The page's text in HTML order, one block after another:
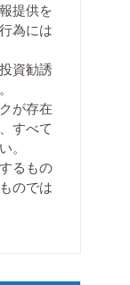
提供を
為には
資勧誘
が存在
すべて
。
るもの
のでは